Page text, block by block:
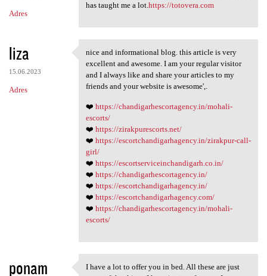
Adres
has taught me a lot.https://totovera.com
liza
15.06.2023
Adres
nice and informational blog.
nice and informational blog. this article is very
excellent and awesome. I am your regular visitor
and I always like and share your articles to my
friends and your website is awesome',.
❤️ https://chandigarhescortagency.in/mohali-
escorts/
❤️ https://zirakpurescorts.net/
❤️ https://escortchandigarhagency.in/zirakpur-call-
girl/
❤️ https://escortserviceinchandigarh.co.in/
❤️ https://chandigarhescortagency.in/
❤️ https://escortchandigarhagency.in/
❤️ https://escortchandigarhagency.com/
❤️ https://chandigarhescortagency.in/mohali-
escorts/
ponam
I have a lot to offer you in bed. All these are just